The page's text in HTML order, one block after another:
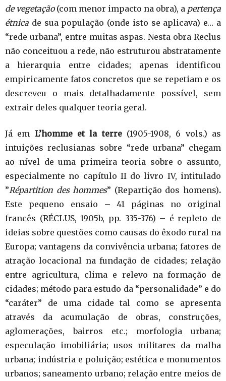
de vegetação (com menor impacto na obra), a pertença
étnica de sua população (onde isto se aplicava) e… a
“rede urbana”, entre muitas aspas. Nesta obra Reclus
não conceituou a rede, não estruturou abstratamente
a hierarquia entre cidades; apenas identificou
empiricamente fatos concretos que se repetiam e os
descreveu o mais detalhadamente possível, sem
extrair deles qualquer teoria geral.
Já em L’homme et la terre(1905-1908, 6 vols.) as
intuições reclusianas sobre “rede urbana” chegam
ao nível de uma primeira teoria sobre o assunto,
especialmente no capítulo II do livro IV, intitulado
”Répartition des hommes” (Repartição dos homens).
Este pequeno ensaio – 41 páginas no original
francês (RÉCLUS, 1905b, pp. 335-376) – é repleto de
ideias sobre questões como causas do êxodo rural na
Europa; vantagens da convivência urbana; fatores de
atração locacional na fundação de cidades; relação
entre agricultura, clima e relevo na formação de
cidades; método para estudo da “personalidade” e do
“caráter” de uma cidade tal como se apresenta
através da acumulação de obras, construções,
aglomerações, bairros etc.; morfologia urbana;
especulação imobiliária; usos militares da malha
urbana; indústria e poluição; estética e monumentos
urbanos; saneamento urbano; relação entre meios de